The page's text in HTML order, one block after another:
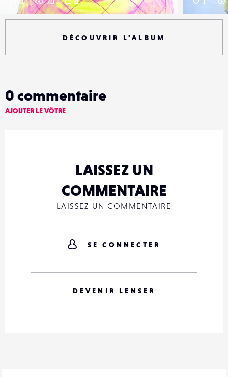
0 20 0 1
DÉCOUVRIR L'ALBUM
0 commentaire
AJOUTER LE VÔTRE
LAISSEZ UN
COMMENTAIRE
LAISSEZ UN COMMENTAIRE
SE CONNECTER
DEVENIR LENSER